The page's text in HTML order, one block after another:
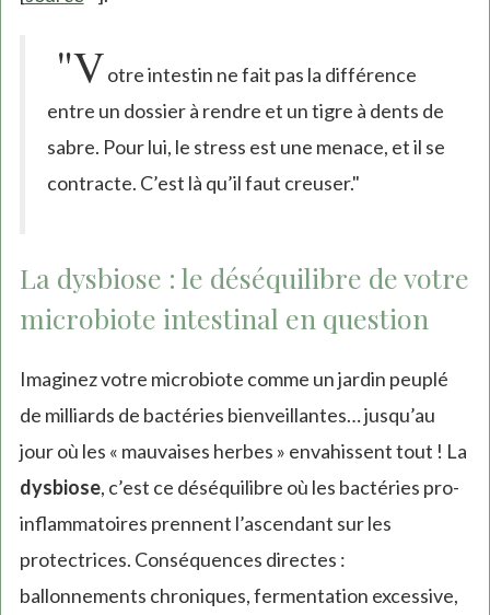
external)
"Votre intestin ne fait pas la différence
entre un dossier à rendre et un tigre à dents de
sabre. Pour lui, le stress est une menace, et il se
contracte. C’est là qu’il faut creuser."
La dysbiose : le déséquilibre de votre
microbiote intestinal en question
Imaginez votre microbiote comme un jardin peuplé
de milliards de bactéries bienveillantes… jusqu’au
jour où les « mauvaises herbes » envahissent tout ! La
dysbiose, c’est ce déséquilibre où les bactéries pro-
inflammatoires prennent l’ascendant sur les
protectrices. Conséquences directes :
ballonnements chroniques, fermentation excessive,